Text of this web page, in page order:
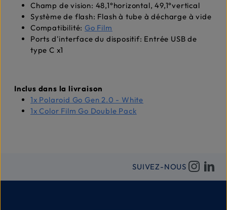
Champ de vision: 48,1°horizontal, 49,1°vertical
Système de flash: Flash à tube à décharge à vide
Compatibilité:Go Film
Ports d'interface du dispositif: Entrée USB de
type C x1
Inclus dans la livraison
1x Polaroid Go Gen 2.0 - White
1x Color Film Go Double Pack
SUIVEZ-NOUS